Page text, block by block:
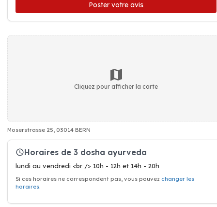
Poster votre avis
Cliquez pour afficher la carte
Moserstrasse 25, 03014 BERN
Horaires de 3 dosha ayurveda
lundi au vendredi <br /> 10h - 12h et 14h - 20h
Si ces horaires ne correspondent pas, vous pouvez changer les
horaires.